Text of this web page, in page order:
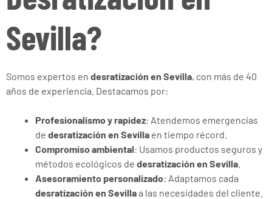
Sevilla?
Somos expertos en desratización en Sevilla, con más de 40
años de experiencia. Destacamos por:
Profesionalismo y rapidez: Atendemos emergencias
de desratización en Sevilla en tiempo récord.
Compromiso ambiental: Usamos productos seguros y
métodos ecológicos de desratización en Sevilla
Asesoramiento personalizado: Adaptamos cada
desratización en Sevillaa las necesidades del cliente.